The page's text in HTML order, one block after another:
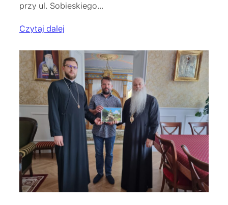
przy ul. Sobieskiego…
Czytaj dalej